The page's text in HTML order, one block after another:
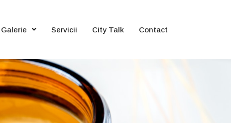
Galerie Servicii City Talk Contact